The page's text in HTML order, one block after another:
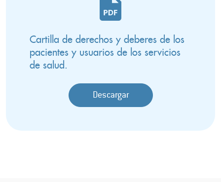
Cartilla de derechos y deberes de los
pacientes y usuarios de los servicios
de salud.
Descargar